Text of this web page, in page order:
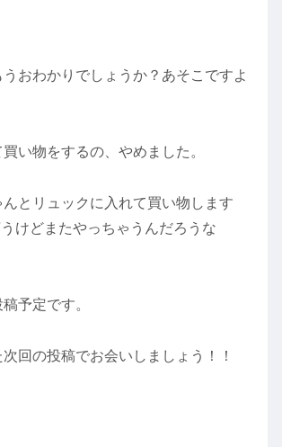
おわかりでしょうか？あそこですよ
い物をするの、やめました。
とリュックに入れて買い物します
けどまたやっちゃうんだろうな
予定です。
回の投稿でお会いしましょう！！